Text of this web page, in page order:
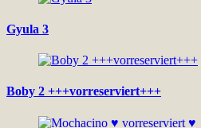
Gyula 3
Boby 2 +++vorreserviert+++